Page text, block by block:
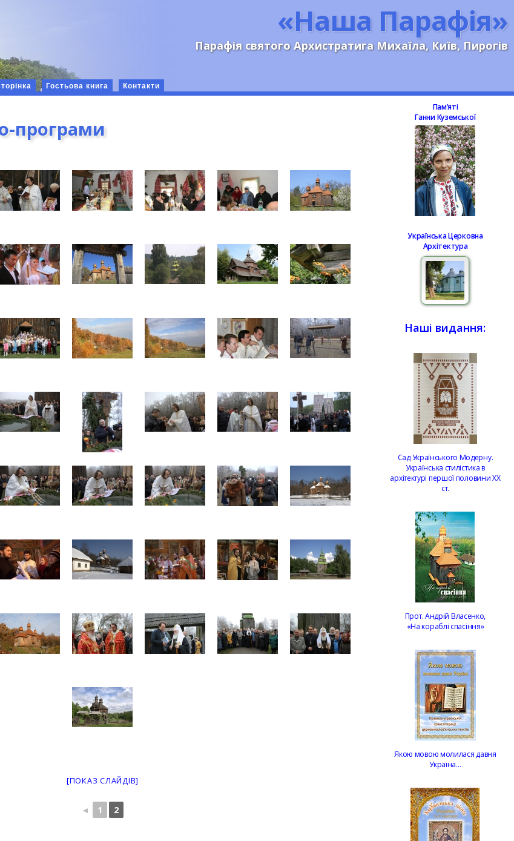
«Наша Парафія»
Парафія святого Архистратига Михаїла, Київ, Пирогів
Гостьова книга Контакти
програми
[ПОКАЗ СЛАЙДІВ]
◄ 1 2
Памʼяті
Ганни Куземської
Українська Церковна
Архітектура
Наші видання:
Сад Українського Модерну.
Українська стилістика в
архітектурі першої половини ХХ
ст.
Прот. Андрій Власенко,
«На кораблі спасіння»
Якою мовою молилася давня
Україна…